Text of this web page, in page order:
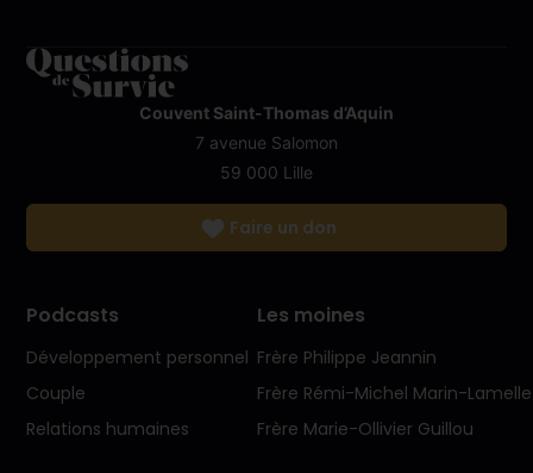
Couvent Saint-Thomas d’Aquin
7 avenue Salomon
59 000 Lille
Faire un don
Podcasts
Développement personnel
Couple
Relations humaines
Les moines
Frère Philippe Jeannin
Frère Rémi-Michel Marin-
Frère Marie-Ollivier Guillou